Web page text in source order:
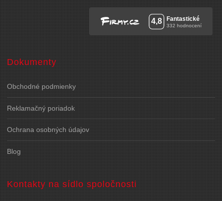
Dokumenty
Obchodné podmienky
Reklamačný poriadok
Ochrana osobných údajov
Blog
Kontakty na sídlo spoločnosti